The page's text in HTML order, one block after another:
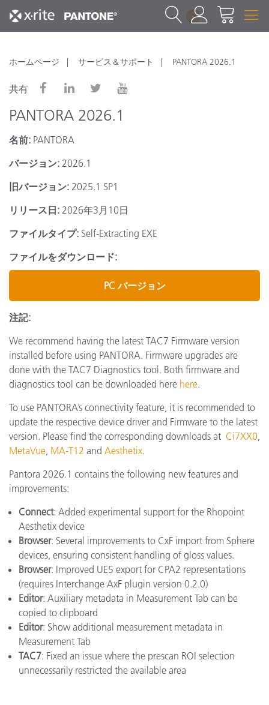
1
ホームページ サービス＆サポート PANTORA 2026.1
共有
PANTORA 2026.1
名前: PANTORA
バージョン: 2026.1
旧バージョン: 2025.1 SP1
リリース日: 2026年3月10日
ファイルタイプ: Self-Extracting EXE
ファイルをダウンロード:
PC バージョン
注記:
We recommend having the latest TAC7 Firmware version
installed before using PANTORA. Firmware upgrades are
done with the TAC7 Diagnostics tool. Both firmware and
diagnostics tool can be downloaded here here.
To use PANTORA’s connectivity feature, it is recommended to
update the respective device driver and Firmware to the latest
version. Please find the corresponding downloads at Ci7XX0,
MetaVue, MA-T12 and Aesthetix.
Pantora 2026.1 contains the following new features and
improvements:
Connect: Added experimental support for the Rhopoint
Aesthetix device
Browser: Several improvements to CxF import from Sphere
devices, ensuring consistent handling of gloss values.
Browser: Improved UE5 export for CPA2 representations
(requires Interchange AxF plugin version 0.2.0)
Editor: Auxiliary metadata in Measurement Tab can be
copied to clipboard
Editor: Show additional measurement metadata in
Measurement Tab
TAC7: Fixed an issue where the prescan ROI selection
unnecessarily restricted the available area